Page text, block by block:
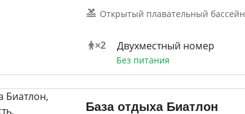
Открытый плавательный бассейн
×2 Двухместный номер
Без питания
База отдыха Биатлон